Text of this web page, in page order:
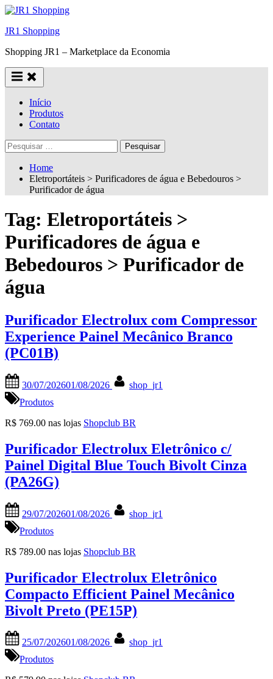
Skip
content
JR1 Shopping
Shopping JR1 – Marketplace da Economia
Início
Produtos
Contato
Pesquisar
por:
Home
Eletroportáteis > Purificadores de água e Bebedouros >
Purificador de água
Tag: Eletroportáteis >
Purificadores de água e
Bebedouros > Purificador de
água
Purificador Electrolux com Compressor
Experience Painel Mecânico Branco
(PC01B)
on
30/07/202601/08/2026
shop_jr1
Produtos
R$ 769.00 nas lojas Shopclub BR
Purificador Electrolux Eletrônico c/
Painel Digital Blue Touch Bivolt Cinza
(PA26G)
on
29/07/202601/08/2026
shop_jr1
Produtos
R$ 789.00 nas lojas Shopclub BR
Purificador Electrolux Eletrônico
Compacto Efficient Painel Mecânico
Bivolt Preto (PE15P)
on
25/07/202601/08/2026
shop_jr1
Produtos